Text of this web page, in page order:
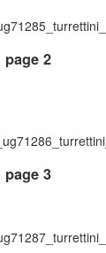
page 2
page 3